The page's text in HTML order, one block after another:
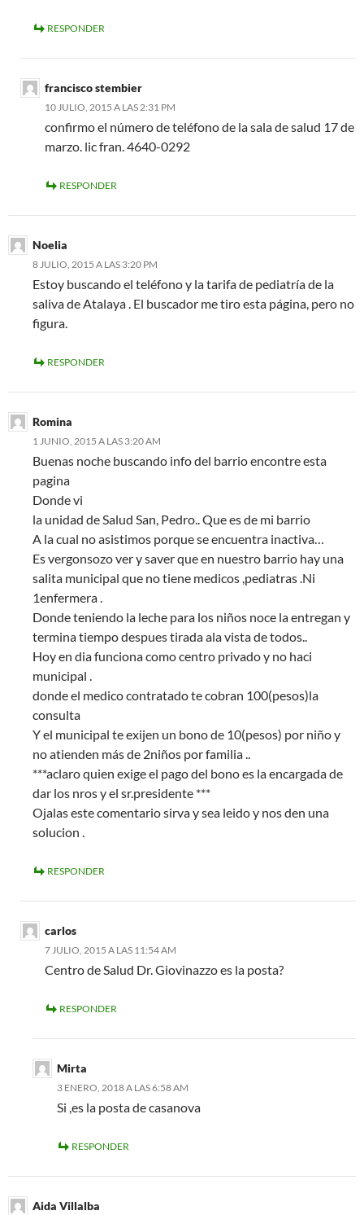
RESPONDER
francisco stembier
10 JULIO, 2015 A LAS 2:31 PM
confirmo el número de teléfono de la sala de salud 17 de
marzo. lic fran. 4640-0292
RESPONDER
Noelia
8 JULIO, 2015 A LAS 3:20 PM
Estoy buscando el teléfono y la tarifa de pediatría de la
saliva de Atalaya . El buscador me tiro esta página, pero no
figura.
RESPONDER
Romina
1 JUNIO, 2015 A LAS 3:20 AM
Buenas noche buscando info del barrio encontre esta
pagina
Donde vi
la unidad de Salud San, Pedro.. Que es de mi barrio
A la cual no asistimos porque se encuentra inactiva…
Es vergonsozo ver y saver que en nuestro barrio hay una
salita municipal que no tiene medicos ,pediatras .Ni
1enfermera .
Donde teniendo la leche para los niños noce la entregan y
termina tiempo despues tirada ala vista de todos..
Hoy en dia funciona como centro privado y no haci
municipal .
donde el medico contratado te cobran 100(pesos)la
consulta
Y el municipal te exijen un bono de 10(pesos) por niño y
no atienden más de 2niños por familia ..
***aclaro quien exige el pago del bono es la encargada de
dar los nros y el sr.presidente ***
Ojalas este comentario sirva y sea leido y nos den una
solucion .
RESPONDER
carlos
7 JULIO, 2015 A LAS 11:54 AM
Centro de Salud Dr. Giovinazzo es la posta?
RESPONDER
Mirta
3 ENERO, 2018 A LAS 6:58 AM
Si ,es la posta de casanova
RESPONDER
Aida Villalba